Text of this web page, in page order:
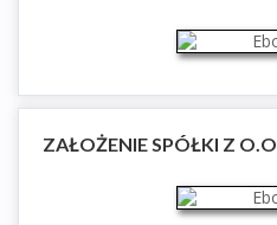
ZAŁOŻENIE SPÓŁKI Z O.O.